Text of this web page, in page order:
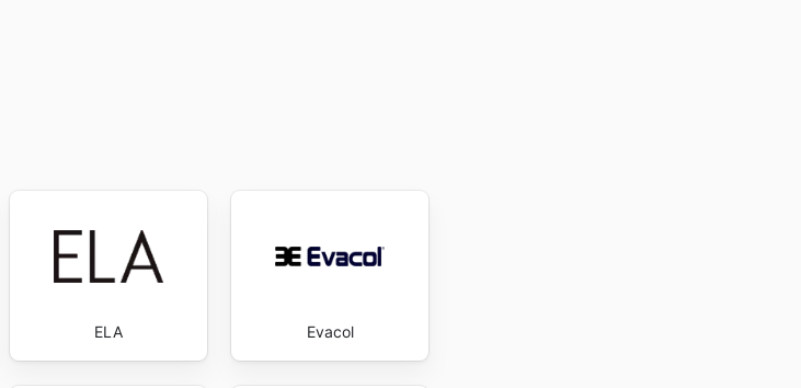
la accesibilidad sin sacrificar el estilo ni la
savings every day.
ELA Evacol